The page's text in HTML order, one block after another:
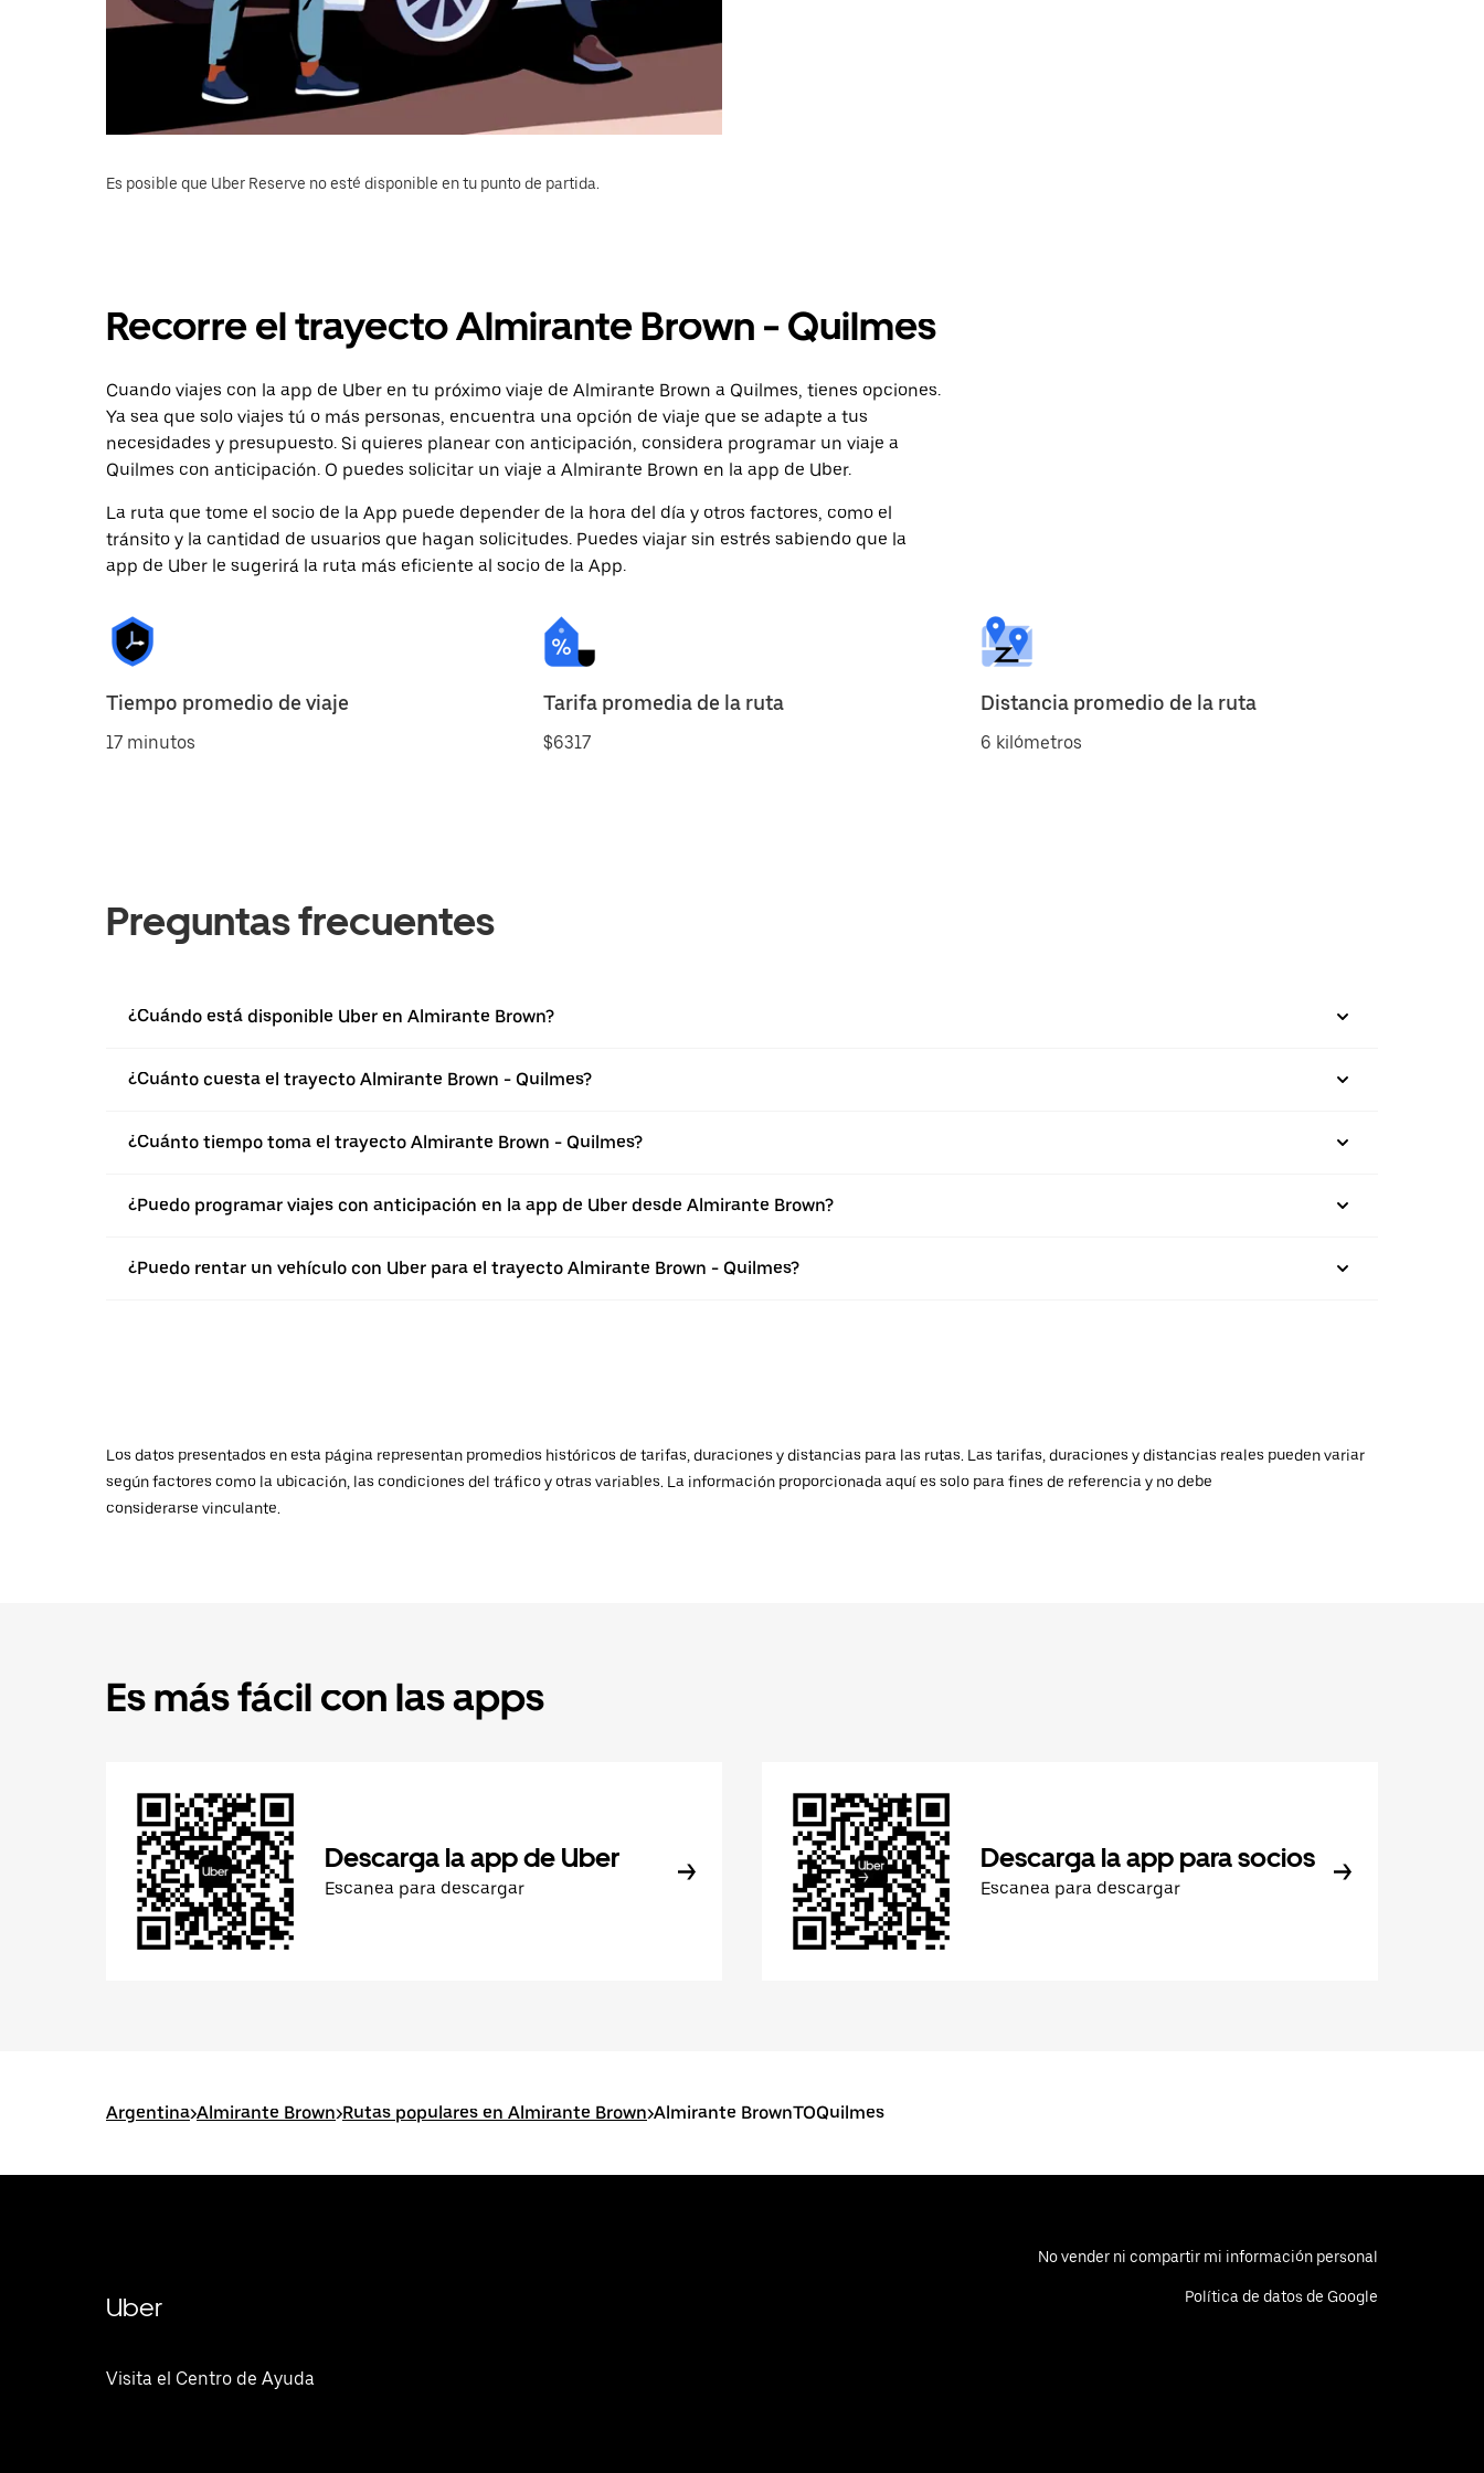
Es posible que Uber Reserve no esté disponible en tu punto de partida.
Recorre el trayecto Almirante Brown - Quilmes
Cuando viajes con la app de Uber en tu próximo viaje de Almirante Brown a Quilmes, tienes opciones.
Ya sea que solo viajes tú o más personas, encuentra una opción de viaje que se adapte a tus
necesidades y presupuesto. Si quieres planear con anticipación, considera programar un viaje a
Quilmes con anticipación. O puedes solicitar un viaje a Almirante Brown en la app de Uber.
La ruta que tome el socio de la App puede depender de la hora del día y otros factores, como el
tránsito y la cantidad de usuarios que hagan solicitudes. Puedes viajar sin estrés sabiendo que la
app de Uber le sugerirá la ruta más eficiente al socio de la App.
Tiempo promedio de viaje
17 minutos
Tarifa promedia de la ruta
$6317
Distancia promedio de la ruta
6 kilómetros
Preguntas frecuentes
¿Cuándo está disponible Uber en Almirante Brown?
¿Cuánto cuesta el trayecto Almirante Brown - Quilmes?
¿Cuánto tiempo toma el trayecto Almirante Brown - Quilmes?
¿Puedo programar viajes con anticipación en la app de Uber desde Almirante Brown?
¿Puedo rentar un vehículo con Uber para el trayecto Almirante Brown - Quilmes?
Los datos presentados en esta página representan promedios históricos de tarifas, duraciones y distancias para las rutas. Las tarifas, duraciones y distancias reales pueden variar
según factores como la ubicación, las condiciones del tráfico y otras variables. La información proporcionada aquí es solo para fines de referencia y no debe
considerarse vinculante.
Es más fácil con las apps
Descarga la app de Uber
Escanea para descargar
Descarga la app para socios
Escanea para descargar
Argentina>Almirante Brown>Rutas populares en Almirante Brown>Almirante BrownTOQuilmes
Uber
Visita el Centro de Ayuda
No vender ni compartir mi información personal
Política de datos de Google